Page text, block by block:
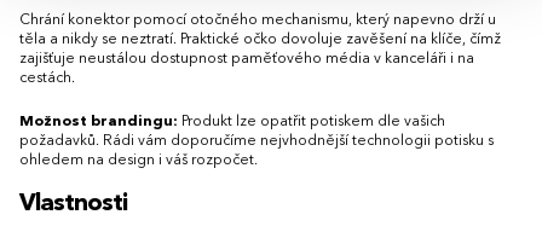
Chrání konektor pomocí otočného mechanismu, který napevno drží u
těla a nikdy se neztratí. Praktické očko dovoluje zavěšení na klíče, čímž
zajišťuje neustálou dostupnost paměťového média v kanceláři i na
cestách.
Možnost brandingu: Produkt lze opatřit potiskem dle vašich
požadavků. Rádi vám doporučíme nejvhodnější technologii potisku s
ohledem na design i váš rozpočet.
Vlastnosti